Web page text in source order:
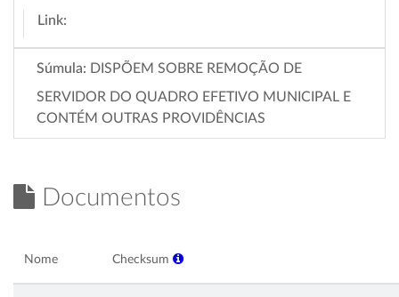
Link:
Súmula: DISPÕEM SOBRE REMOÇÃO DE
SERVIDOR DO QUADRO EFETIVO MUNICIPAL E
CONTÉM OUTRAS PROVIDÊNCIAS
Documentos
Nome Checksum